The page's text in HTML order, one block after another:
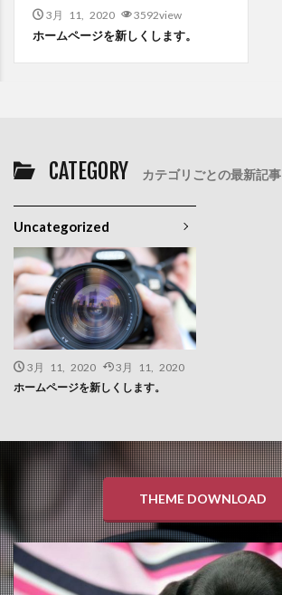
3月 11, 2020 3592view
ホームページを新しくします。
CATEGORY カテゴリごとの最新記事
Uncategorized
3月 11, 2020 3月 11, 2020
ホームページを新しくします。
THEME DOWNLOAD